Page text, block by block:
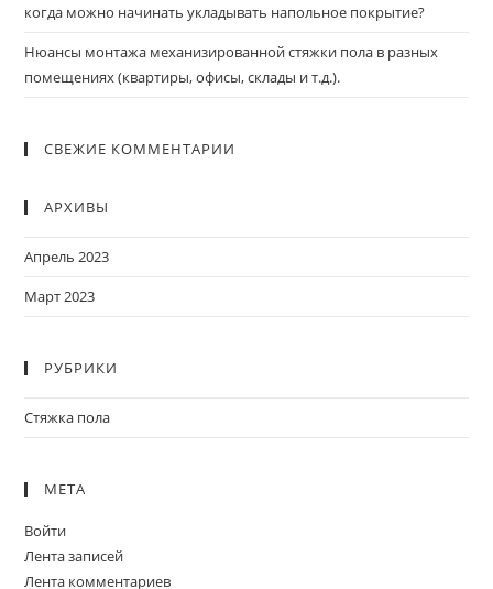
когда можно начинать укладывать напольное покрытие?
Нюансы монтажа механизированной стяжки пола в разных
помещениях (квартиры, офисы, склады и т.д.).
СВЕЖИЕ КОММЕНТАРИИ
АРХИВЫ
Апрель 2023
Март 2023
РУБРИКИ
Стяжка пола
МЕТА
Войти
Лента записей
Лента комментариев